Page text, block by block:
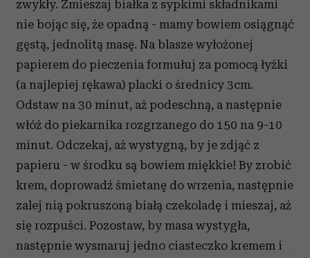
zwykły. Zmieszaj białka z sypkimi składnikami
nie bojąc się, że opadną - mamy bowiem osiągnąć
gęstą, jednolitą masę. Na blasze wyłożonej
papierem do pieczenia formułuj za pomocą łyżki
(a najlepiej rękawa) placki o średnicy 3cm.
Odstaw na 30 minut, aż podeschną, a następnie
włóż do piekarnika rozgrzanego do 150 na 9-10
minut. Odczekaj, aż wystygną, by je zdjąć z
papieru - w środku są bowiem miękkie! By zrobić
krem, doprowadź śmietanę do wrzenia, następnie
zalej nią pokruszoną białą czekoladę i mieszaj, aż
się rozpuści. Pozostaw, by masa wystygła,
następnie wysmaruj jedno ciasteczko kremem i